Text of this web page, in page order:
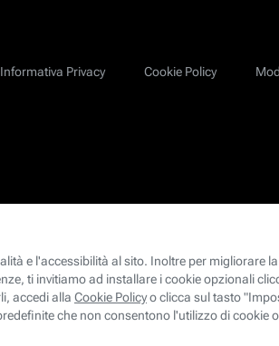
Informativa Privacy
Cookie Policy